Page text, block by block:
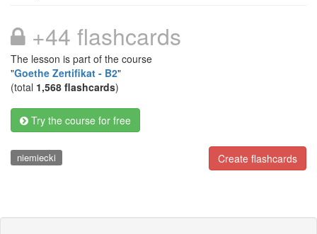
+44 flashcards
The lesson is part of the course
"Goethe Zertifikat - B2"
(total 1,568 flashcards)
Try the course for free
Create flashcards
niemiecki